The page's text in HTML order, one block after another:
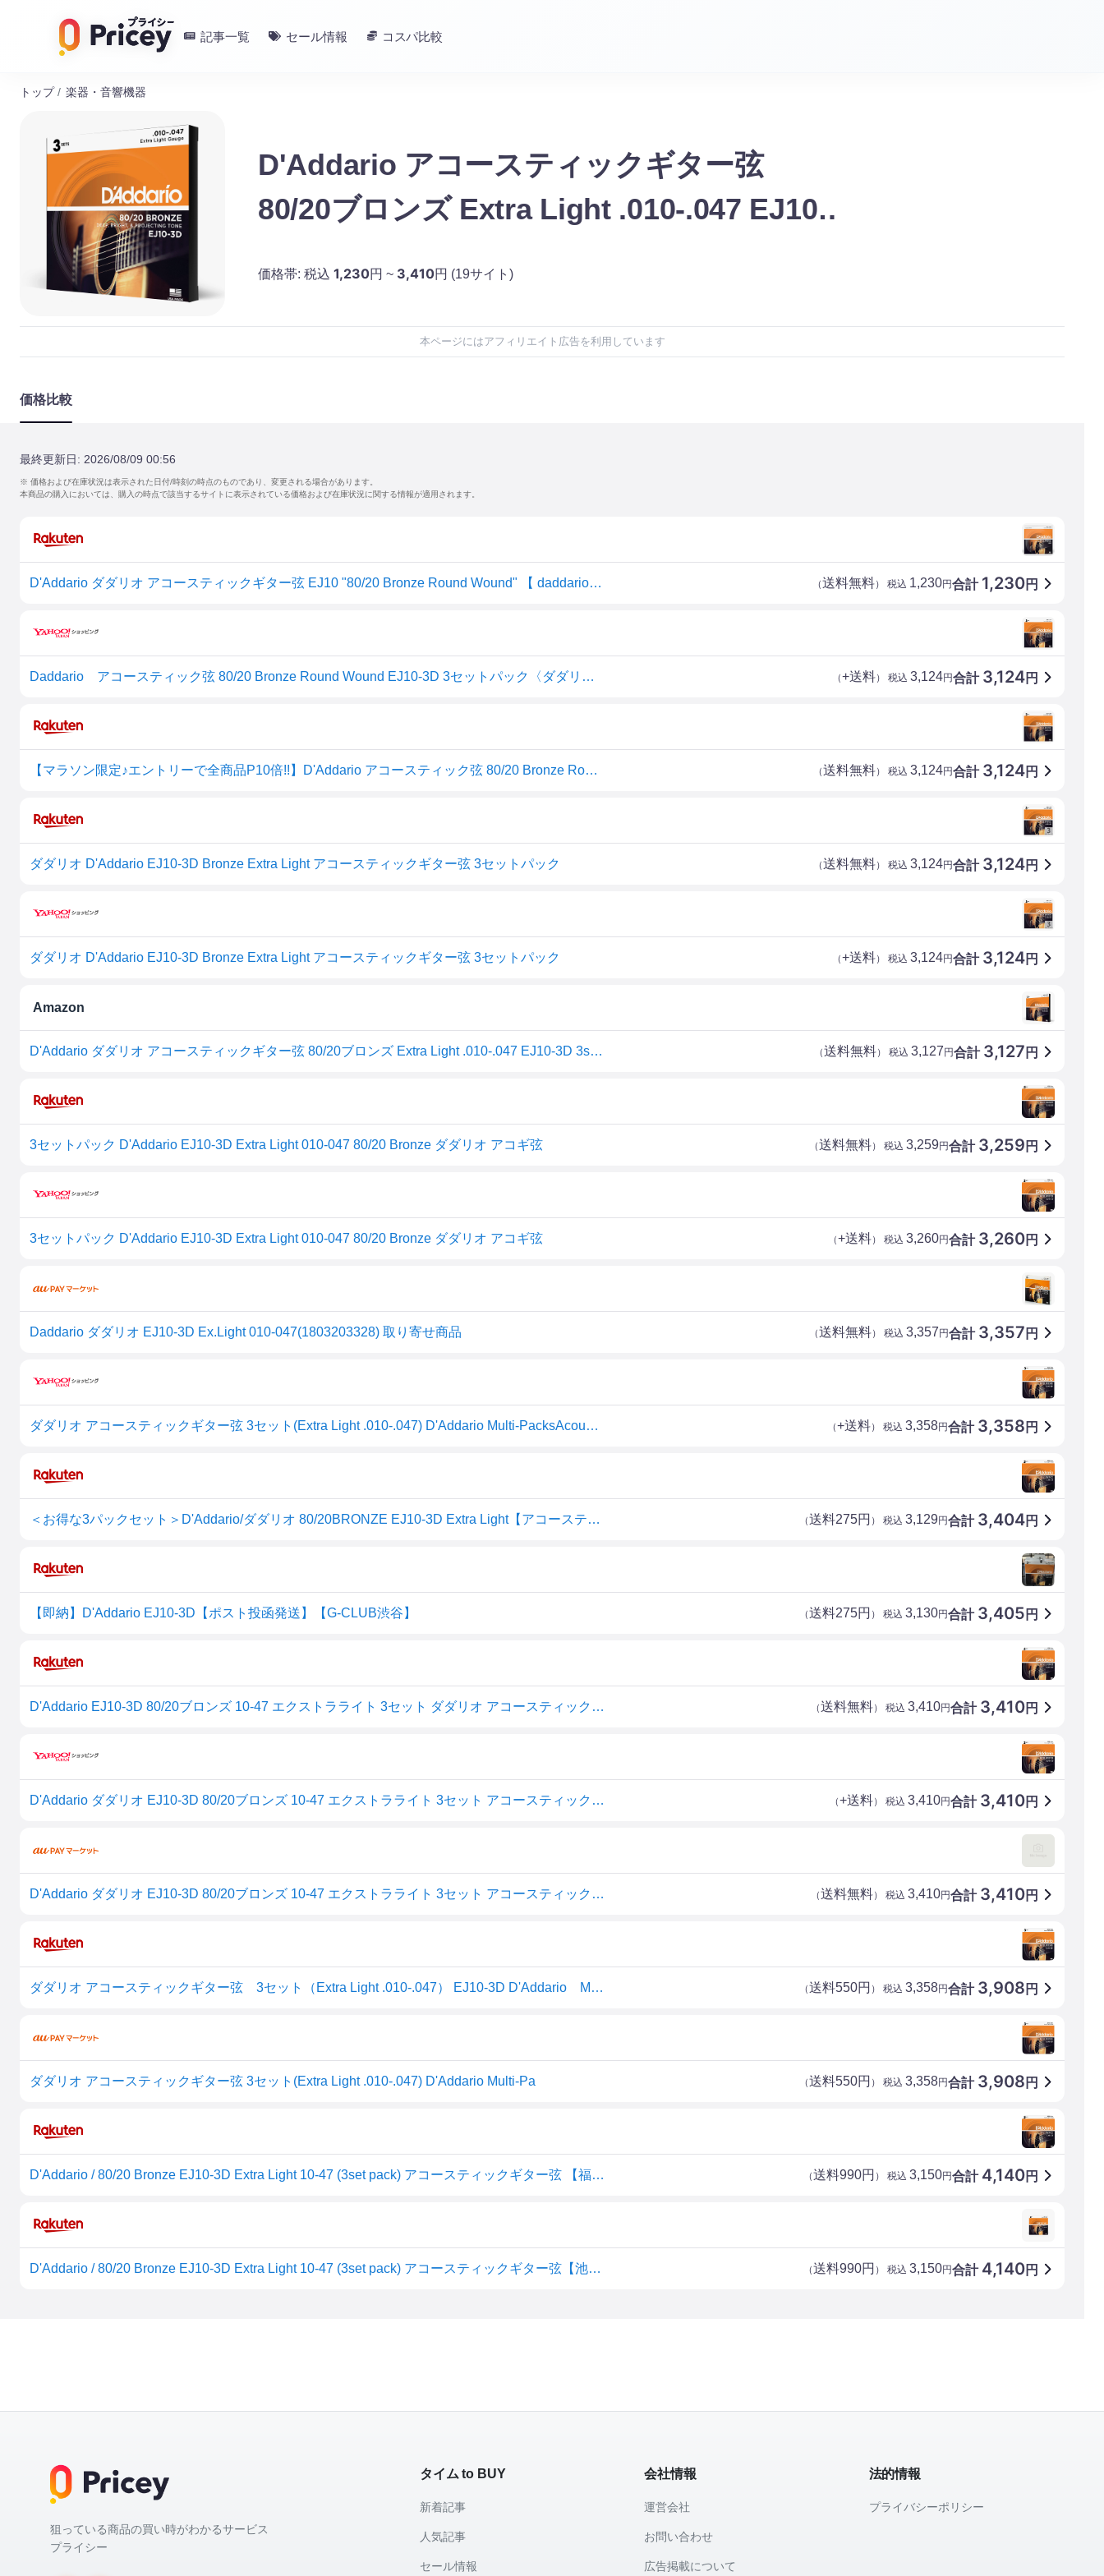
記事一覧 セール情報 コスパ比較
トップ / 楽器・音響機器
D'Addario アコースティックギター弦
80/20ブロンズ Extra Light .010-.047 EJ10-
価格帯: 税込 1,230円 ~ 3,410円 (19サイト)
本ページにはアフィリエイト広告を利用しています
価格比較
最終更新日: 2026/08/09 00:56
※ 価格および在庫状況は表示された日付/時刻の時点のものであり、変更される場合があります。
本商品の購入においては、購入の時点で該当するサイトに表示されている価格および在庫状況に関する情報が適用されます。
D'Addario ダダリオ アコースティックギター弦 EJ10 "80/20 Bronze Round Wound" 【 daddario アコギ弦 EJ-10 EJ10-3D 】 【5と0のつく日はエントリー等でポイント4倍】【ゆうパケット対応】＊ 合計 1,230円
（送料無料） 税込 1,230円
Daddario アコースティック弦 80/20 Bronze Round Wound EJ10-3D 3セットパック〈ダダリオ〉 合計 3,124円
（+送料） 税込 3,124円
【マラソン限定♪エントリーで全商品P10倍!!】D'Addario アコースティック弦 80/20 Bronze Round Wound EJ10-3D 3セットパック ダダリオ 合計 3,124円
（送料無料） 税込 3,124円
ダダリオ D'Addario EJ10-3D Bronze Extra Light アコースティックギター弦 3セットパック 合計 3,124円
（送料無料） 税込 3,124円
ダダリオ D'Addario EJ10-3D Bronze Extra Light アコースティックギター弦 3セットパック 合計 3,124円
（+送料） 税込 3,124円
Amazon
D'Addario ダダリオ アコースティックギター弦 80/20ブロンズ Extra Light .010-.047 EJ10-3D 3set入りパック 【国内正規品】 合計 3,127 円
（送料無料） 税込 3,127円
3セットパック D'Addario EJ10-3D Extra Light 010-047 80/20 Bronze ダダリオ アコギ弦 合計 3,259 円
（送料無料） 税込 3,259円
3セットパック D'Addario EJ10-3D Extra Light 010-047 80/20 Bronze ダダリオ アコギ弦 合計 3,260円
（+送料） 税込 3,260円
Daddario ダダリオ EJ10-3D Ex.Light 010-047(1803203328) 取り寄せ商品 合計 3,357 円
（送料無料） 税込 3,357円
ダダリオ アコースティックギター弦 3セット(Extra Light .010-.047) D'Addario Multi-PacksAcoustic 80/ 20 Bronze EJ10-3D 返品種別A 合計 3,358 円
（+送料） 税込 3,358円
＜お得な3パックセット＞D'Addario/ダダリオ 80/20BRONZE EJ10-3D Extra Light【アコースティックギター弦】【お茶の水駅前店 小物フロア】 合計 3,404円
（送料275円 ） 税込 3,129円
【即納】D'Addario EJ10-3D【ポスト投函発送】【G-CLUB渋谷】 合計 3,405 円
（送料275円 ） 税込 3,130円
D'Addario EJ10-3D 80/20ブロンズ 10-47 エクストラライト 3セット ダダリオ アコースティックギター弦 お買い得な3パック 合計 3,410円
（送料無料） 税込 3,410円
D'Addario ダダリオ EJ10-3D 80/20ブロンズ 10-47 エクストラライト 3セット アコースティックギター弦 お買い得な3パック 合計 3,410円
（+送料） 税込 3,410円
D'Addario ダダリオ EJ10-3D 80/20ブロンズ 10-47 エクストラライト 3セット アコースティックギター 合計 3,410円
（送料無料） 税込 3,410円
ダダリオ アコースティックギター弦 3セット（Extra Light .010-.047） EJ10-3D D'Addario Multi-PacksAcoustic 80/20 Bronze 合計 3,908 円
（送料550円 ） 税込 3,358円
ダダリオ アコースティックギター弦 3セット(Extra Light .010-.047) D'Addario Multi-Pa 合計 3,908 円
（送料550円 ） 税込 3,358円
D'Addario / 80/20 Bronze EJ10-3D Extra Light 10-47 (3set pack) アコースティックギター弦 【福岡店】 合計 4,140円
（送料990円 ） 税込 3,150円
D'Addario / 80/20 Bronze EJ10-3D Extra Light 10-47 (3set pack) アコースティックギター弦【池袋店】 合計 4,140円
（送料990円 ） 税込 3,150円
狙っている商品の買い時がわかるサービス
プライシー
タイム to BUY
新着記事
人気記事
セール情報
会社情報
運営会社
お問い合わせ
広告掲載について
法的情報
プライバシーポリシー